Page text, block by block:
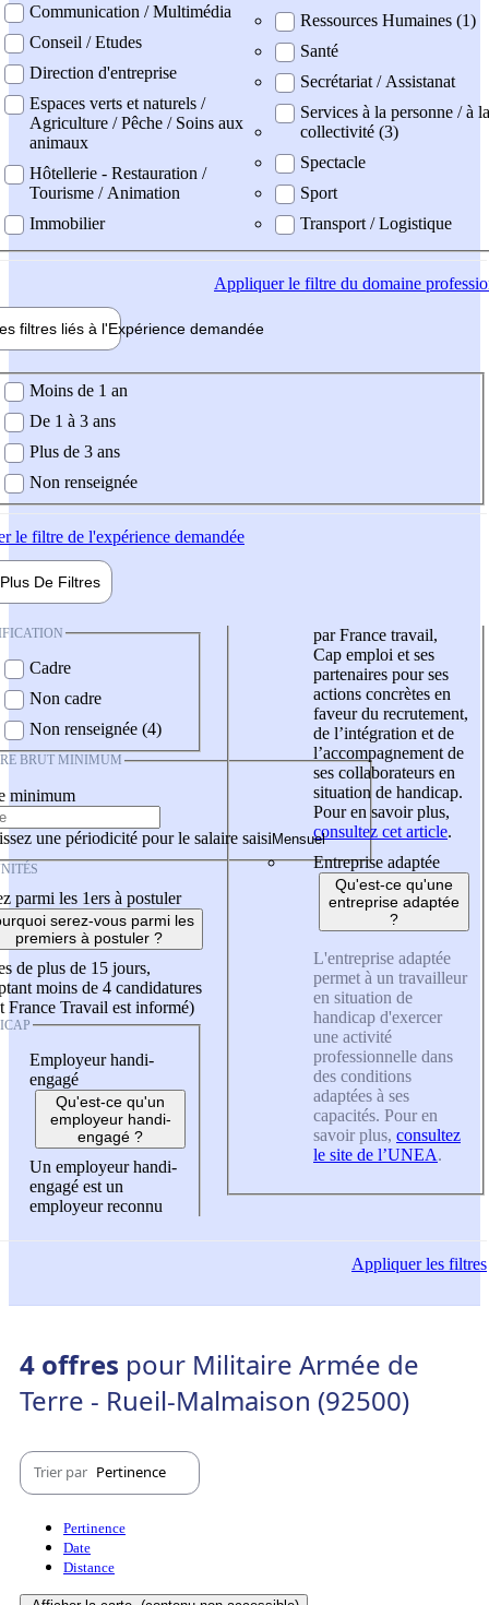
Communication / Multimédia
Conseil / Etudes
Direction d'entreprise
Espaces verts et naturels /
Agriculture / Pêche / Soins aux
animaux
Hôtellerie - Restauration /
Tourisme / Animation
Immobilier
Ressources Humaines (1)
Santé
Secrétariat / Assistanat
Services à la personne / à la
collectivité (3)
Spectacle
Sport
Transport / Logistique
Appliquerle filtre du domaine
filtres liés à l'Expérience demandée
demandée
Moins de 1 an
De 1 à 3 ans
Plus de 3 ans
Non renseignée
le filtre de l'expérience demandée
Plus De Filtres
Cadre
Non cadre
Non renseignée (4)
BRUT MINIMUM
minimum
une périodicité pour le salaire saisi
parmi les 1ers à postuler
serez-vous parmi les
premiers à postuler ?
de plus de 15 jours,
moins de 4 candidatures
France Travail est informé)
Employeur handi-
engagé
Qu'est-ce qu'un
employeur handi-
engagé ?
Un employeur handi-
engagé est un
employeur reconnu
par France travail,
Cap emploi et ses
partenaires pour ses
actions concrètes en
faveur du recrutement,
de l’intégration et de
l’accompagnement de
ses collaborateurs en
situation de handicap.
Pour en savoir plus,
consultez cet article.
Entreprise adaptée
Qu'est-ce qu'une
entreprise adaptée
?
L'entreprise adaptée
permet à un travailleur
en situation de
handicap d'exercer
une activité
professionnelle dans
des conditions
adaptées à ses
capacités. Pour en
savoir plus, consultez
le site de l’UNEA.
Appliquerles filtres
4 offres pour Militaire Armée de
Terre - Rueil-Malmaison (92500)
Trier par Pertinence
Pertinence
Date
Distance